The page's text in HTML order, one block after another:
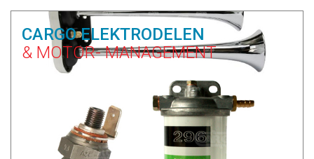
CARGO ELEKTRODELEN
& MOTOR- MANAGEMENT